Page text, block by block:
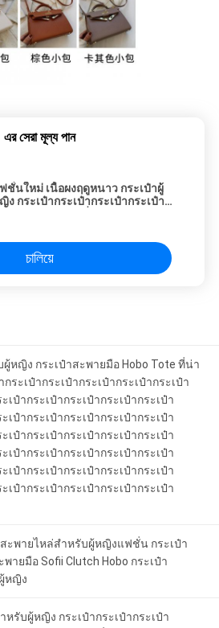
এর সেরা মূল্য পান
ชั่นใหม่ เนื้อผงฤดูหนาว กระเป๋าผู้
ง กระเป๋ากระเป๋ากระเป๋ากระเป๋า
ะเป๋ากระเป๋ากระเป๋ากระเป๋ากระเป๋า
ระเป๋ากระเป๋ากระเป๋ากระเป๋ากระเป๋า
ระเป๋ากระเป๋ากระเป๋ากระเป๋ากระเป๋า
ะเป๋ากระเป๋ากระเป๋า
চালিয়ে
หญิง กระเป๋าสะพายมือ Hobo Tote ที่น่า
กระเป๋ากระเป๋ากระเป๋ากระเป๋ากระเป๋า
เป๋ากระเป๋ากระเป๋ากระเป๋ากระเป๋า
เป๋ากระเป๋ากระเป๋ากระเป๋ากระเป๋า
เป๋ากระเป๋ากระเป๋ากระเป๋ากระเป๋า
เป๋ากระเป๋ากระเป๋ากระเป๋ากระเป๋า
เป๋ากระเป๋ากระเป๋ากระเป๋ากระเป๋า
เป๋ากระเป๋ากระเป๋ากระเป๋ากระเป๋า
สะพายไหล่สําหรับผู้หญิงแฟชั่น กระเป๋า
ายมือ Sofii Clutch Hobo กระเป๋า
หญิง
หรับผู้หญิง กระเป๋ากระเป๋ากระเป๋า